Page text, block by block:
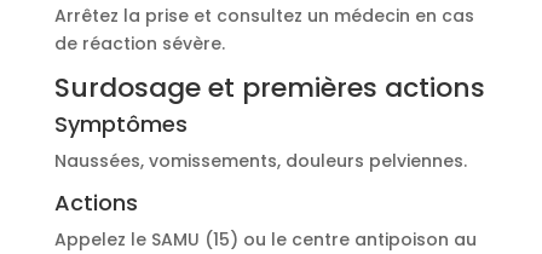
Arrêtez la prise et consultez un médecin en cas
de réaction sévère.
Surdosage et premières actions
Symptômes
Naussées, vomissements, douleurs pelviennes.
Actions
Appelez le SAMU (15) ou le centre antipoison au